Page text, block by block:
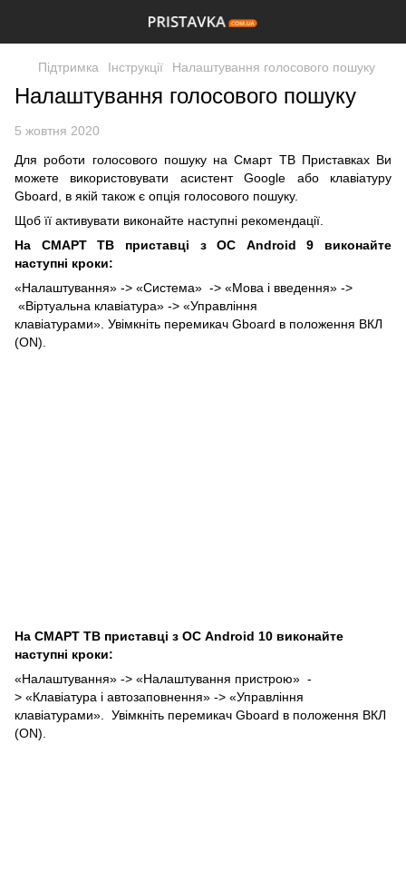
Підтримка Інструкції Налаштування голосового пошуку
Налаштування голосового пошуку
5 жовтня 2020
Для роботи голосового пошуку на Смарт ТВ Приставках Ви
можете використовувати асистент Google або клавіатуру
Gboard, в якій також є опція голосового пошуку.
Щоб її активувати виконайте наступні рекомендації.
На СМАРТ ТВ приставці з ОС Android 9 виконайте
наступні кроки:
«Налаштування» -> «Система» -> «Мова i введення» ->
«Віртуальна клавіатура» -> «Управління
клавіатурами». Увімкніть перемикач Gboard в положення ВКЛ
(ON).
На СМАРТ ТВ приставці з ОС Android 10 виконайте
наступні кроки:
«Налаштування» -> «Налаштування пристрою» -
> «Клавіатура і автозаповнення» -> «Управління
клавіатурами». Увімкніть перемикач Gboard в положення ВКЛ
(ON).